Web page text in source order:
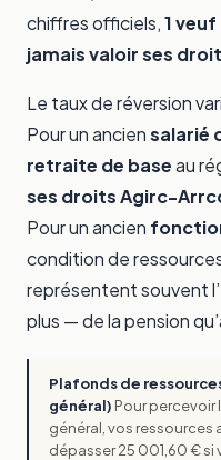
chiffres officiels,1
jamais valoir ses
Le taux de réversion
Pour un anciensalarié
retraite de baseau
ses droits Agirc-
Pour un ancien
condition de
représentent souvent
plus — de la pension
Plafonds de
général) Pour percevoir
général, vos ressources
dépasser 25 001,60 € si